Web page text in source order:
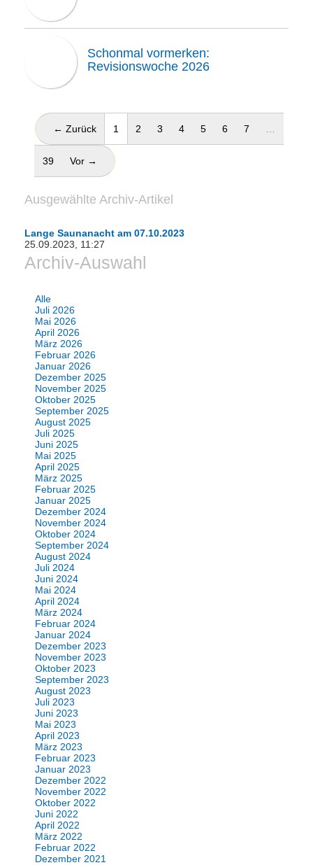
Schonmal vormerken:
Revisionswoche 2026
← Zurück 1 (aktuell)
2 3 4 5 6 7
39 Vor →
Ausgewählte Archiv-Artikel
Lange Saunanacht am 07.10.2023
25.09.2023, 11:27
Archiv-Auswahl
Alle
Juli 2026
Mai 2026
April 2026
März 2026
Februar 2026
Januar 2026
Dezember 2025
November 2025
Oktober 2025
September 2025
August 2025
Juli 2025
Juni 2025
Mai 2025
April 2025
März 2025
Februar 2025
Januar 2025
Dezember 2024
November 2024
Oktober 2024
September 2024
August 2024
Juli 2024
Juni 2024
Mai 2024
April 2024
März 2024
Februar 2024
Januar 2024
Dezember 2023
November 2023
Oktober 2023
September 2023
August 2023
Juli 2023
Juni 2023
Mai 2023
April 2023
März 2023
Februar 2023
Januar 2023
Dezember 2022
November 2022
Oktober 2022
Juni 2022
April 2022
März 2022
Februar 2022
Dezember 2021